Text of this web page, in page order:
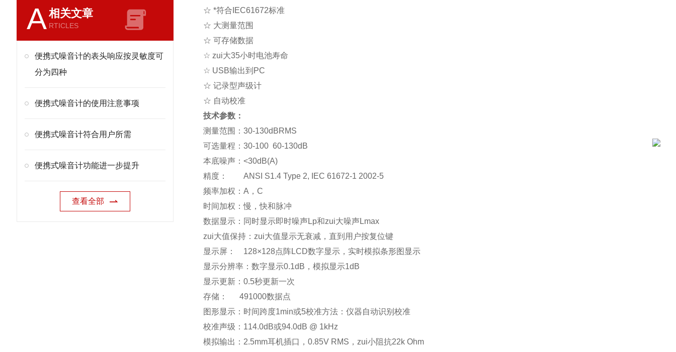
A相关文章
RTICLES
便携式噪音计的表头响应按灵敏度可
分为四种
便携式噪音计的使用注意事项
便携式噪音计符合用户所需
便携式噪音计功能进一步提升
查看全部
☆ *符合IEC61672标准
☆ 大测量范围
☆ 可存储数据
☆ zui大35小时电池寿命
☆ USB输出到PC
☆ 记录型声级计
☆ 自动校准
技术参数：
测量范围：30-130dBRMS
可选量程：30-100 60-130dB
本底噪声：<30dB(A)
精度： ANSI S1.4 Type 2, IEC 61672-1 2002-5
频率加权：A，C
时间加权：慢，快和脉冲
数据显示：同时显示即时噪声Lp和zui大噪声Lmax
zui大值保持：zui大值显示无衰减，直到用户按复位键
显示屏： 128×128点阵LCD数字显示，实时模拟条形图显示
显示分辨率：数字显示0.1dB，模拟显示1dB
显示更新：0.5秒更新一次
存储： 491000数据点
图形显示：时间跨度1min或5校准方法：仪器自动识别校准
校准声级：114.0dB或94.0dB @ 1kHz
模拟输出：2.5mm耳机插口，0.85V RMS，zui小阻抗22k Ohm